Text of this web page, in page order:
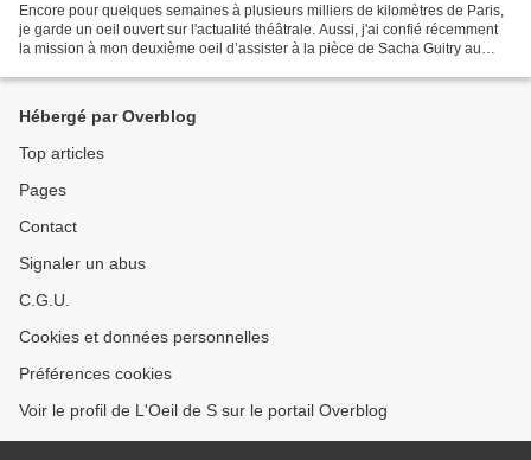
Encore pour quelques semaines à plusieurs milliers de kilomètres de Paris,
je garde un oeil ouvert sur l'actualité théâtrale. Aussi, j'ai confié récemment
la mission à mon deuxième oeil d’assister à la pièce de Sacha Guitry au
Hébergé par Overblog
Top articles
Pages
Contact
Signaler un abus
C.G.U.
Cookies et données personnelles
Préférences cookies
Voir le profil de L'Oeil de S sur le portail Overblog